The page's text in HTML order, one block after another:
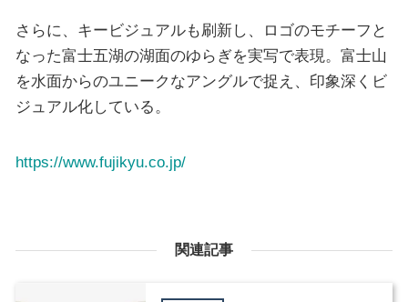
さらに、キービジュアルも刷新し、ロゴのモチーフと
なった富士五湖の湖面のゆらぎを実写で表現。富士山
を水面からのユニークなアングルで捉え、印象深くビ
ジュアル化している。
https://www.fujikyu.co.jp/
関連記事